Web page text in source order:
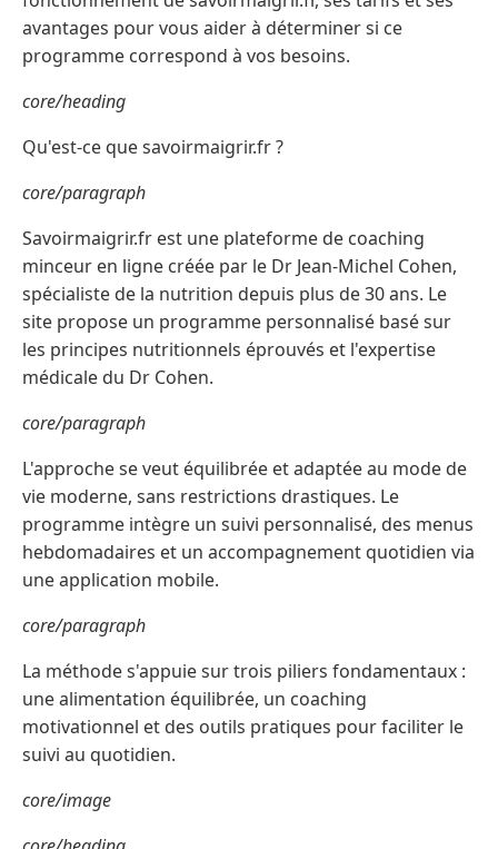
avantages pour vous aider à déterminer si ce
programme correspond à vos besoins.
core/heading
Qu'est-ce que savoirmaigrir.fr ?
core/paragraph
Savoirmaigrir.fr est une plateforme de coaching
minceur en ligne créée par le Dr Jean-Michel Cohen,
spécialiste de la nutrition depuis plus de 30 ans. Le
site propose un programme personnalisé basé sur
les principes nutritionnels éprouvés et l'expertise
médicale du Dr Cohen.
core/paragraph
L'approche se veut équilibrée et adaptée au mode de
vie moderne, sans restrictions drastiques. Le
programme intègre un suivi personnalisé, des menus
hebdomadaires et un accompagnement quotidien via
une application mobile.
core/paragraph
La méthode s'appuie sur trois piliers fondamentaux :
une alimentation équilibrée, un coaching
motivationnel et des outils pratiques pour faciliter le
suivi au quotidien.
core/image